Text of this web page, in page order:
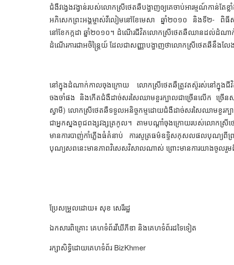
ជំងឺវង្វេងវង្វាន់របស់លោកស្រីថេតឆឺបង្ហាញឲ្យគេចាប់អារម្មណ៍ក
អភិសេកព្រះអង្គម្ចាស់វីលៀមនៅខែមេសា ឆ្នាំ២០១០ និងទី២-
នៅខែកក្កដា ឆ្នាំ២០១០។ ដំណើរជីវិតលោកស្រីថេតឆឺឈានដល់ដំណា
ដំណើរការជាអចិន្ត្រៃយ៍ ដែលជាសញ្ញាបង្ហាញថាលោកស្រីថេតឆឺនឹងល
នៅក្នុងដំណាក់កាលចុងក្រោយ លោកស្រីថេតឆឺត្រូវតស៊ូរស់នៅក្នុងជីវិ
ចងចាំផង និងកើតជំងឺដាច់សរសៃឈាមខួរក្បាលជាច្រើនលើក ច្រើ
ស្វាមី) លោកស្រីថេតឆឺទទួលអនិច្ចកម្មដោយជំងឺដាច់សរសៃឈាមខួរក្ប
ជាអ្នកស្នងពូជពង្សវង្សត្រកូល។ តាមបណ្ដាំចុងក្រោយរបស់លោក
មានការបាញ់កាំភ្លើងធំគំនាប់ ការសូត្រធម៌ឧទ្ទិសកុសលផលបុណ្យពី
បុណ្យសពនេះមានភាពវិសេសវិសាលណាស់ ព្រោះមានការយាងចូលរួម
ប្រែសម្រួលដោយ៖ សុខ សេរីរដ្ឋ
ឯកសារពិគ្រោះ គេហទំព័រវីឃីភីឌា និងគេហទំព័រដទៃទៀត
រក្សាសិទ្ធិដោយគេហទំព័រ BizKhmer